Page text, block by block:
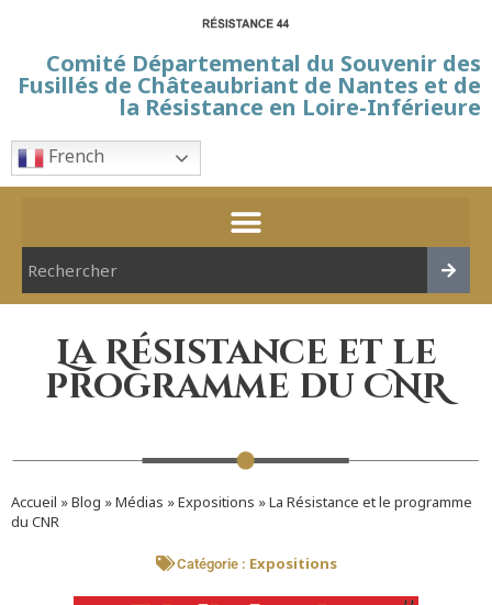
Comité Départemental du Souvenir des
Fusillés de Châteaubriant de Nantes et de
la Résistance en Loire-Inférieure
French
La Résistance et le
programme du CNR
Accueil »Blog »Médias »Expositions »La Résistance et le programme
du CNR
Catégorie : Expositions